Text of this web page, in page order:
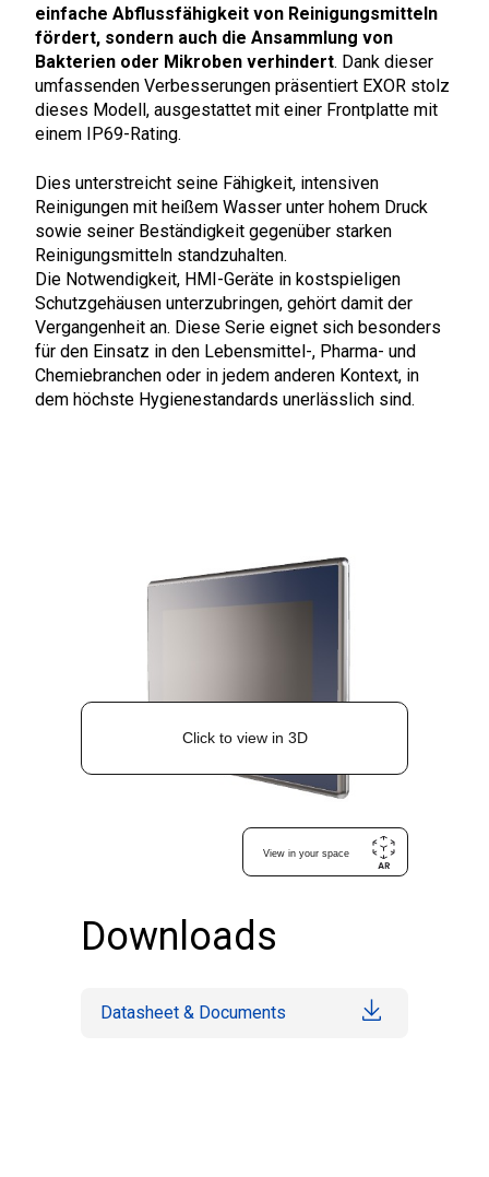
einfache Abflussfähigkeit von Reinigungsmitteln
fördert, sondern auch die Ansammlung von
Bakterien oder Mikroben verhindert. Dank dieser
umfassenden Verbesserungen präsentiert EXOR stolz
dieses Modell, ausgestattet mit einer Frontplatte mit
einem IP69-Rating.
Dies unterstreicht seine Fähigkeit, intensiven
Reinigungen mit heißem Wasser unter hohem Druck
sowie seiner Beständigkeit gegenüber starken
Reinigungsmitteln standzuhalten.
Die Notwendigkeit, HMI-Geräte in kostspieligen
Schutzgehäusen unterzubringen, gehört damit der
Vergangenheit an. Diese Serie eignet sich besonders
für den Einsatz in den Lebensmittel-, Pharma- und
Chemiebranchen oder in jedem anderen Kontext, in
dem höchste Hygienestandards unerlässlich sind.
Downloads
Datasheet & Documents